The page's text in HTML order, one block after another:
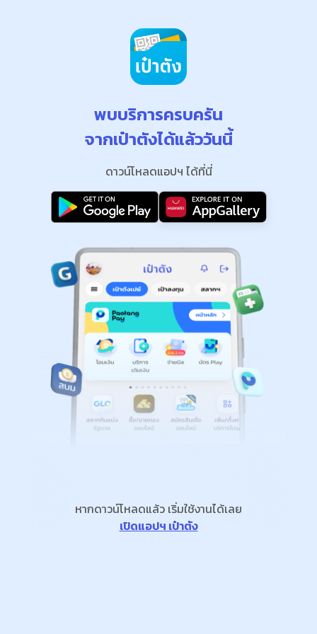
พบบริการครบครัน
จากเป๋าตังได้แล้ววันนี้
ดาวน์โหลดแอปฯ ได้ที่นี่
หากดาวน์โหลดแล้ว เริ่มใช้งานได้เลย
เปิดแอปฯ เป๋าตัง